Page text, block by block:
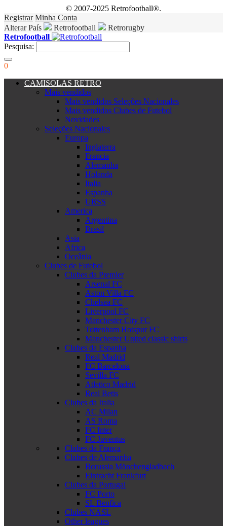
© 2007-2025 Retrofootball®.
Registrar Minha Conta
Alterar País
Retrofootball
Retrorugby
Retrofootball
Pesquisa:
0
CAMISOLAS RETRO
Mais vendidos
Mais vendidos Seleções Nacionales
Mais vendidos Clubes de Futebol
Novidades
Seleções Nacionales
Europa
Inglaterra
Francia
Alemanha
Holanda
Italia
Espanha
URSS
America
Argentina
Brasil
Asia
Africa
Oceânia
Clubes de Futebol
Clubes da Premier
Arsenal FC
Aston Villa FC
Chelsea FC
Liverpool FC
Manchester City FC
Tottenham Hotspur FC
Manchester United classic shirts
Clubes da Espanha
Real Madrid
FC Barcelona
Sevilla FC
Atletico Madrid
Real Betis
Clubes da Italia
AC Milan
AS Roma
FC Inter
FC Juventus
Clubes da França
Clubes de Alemanha
Borussia Mönchengladbach
Eintracht Frankfurt
Clubes da Portugal
FC Porto
SL Benfica
Clubes NASL
Other leagues